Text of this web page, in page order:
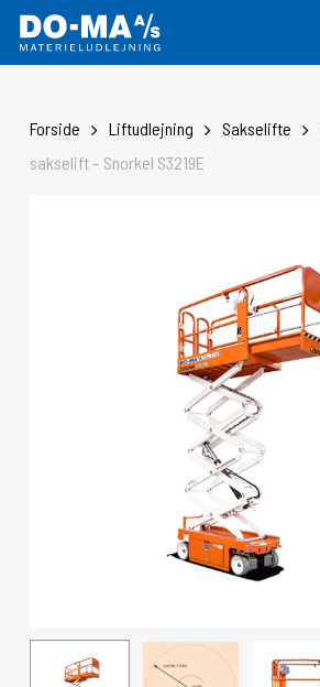
Skip
main
Forside Liftudlejning Sakselifte
sakselift – Snorkel S3219E